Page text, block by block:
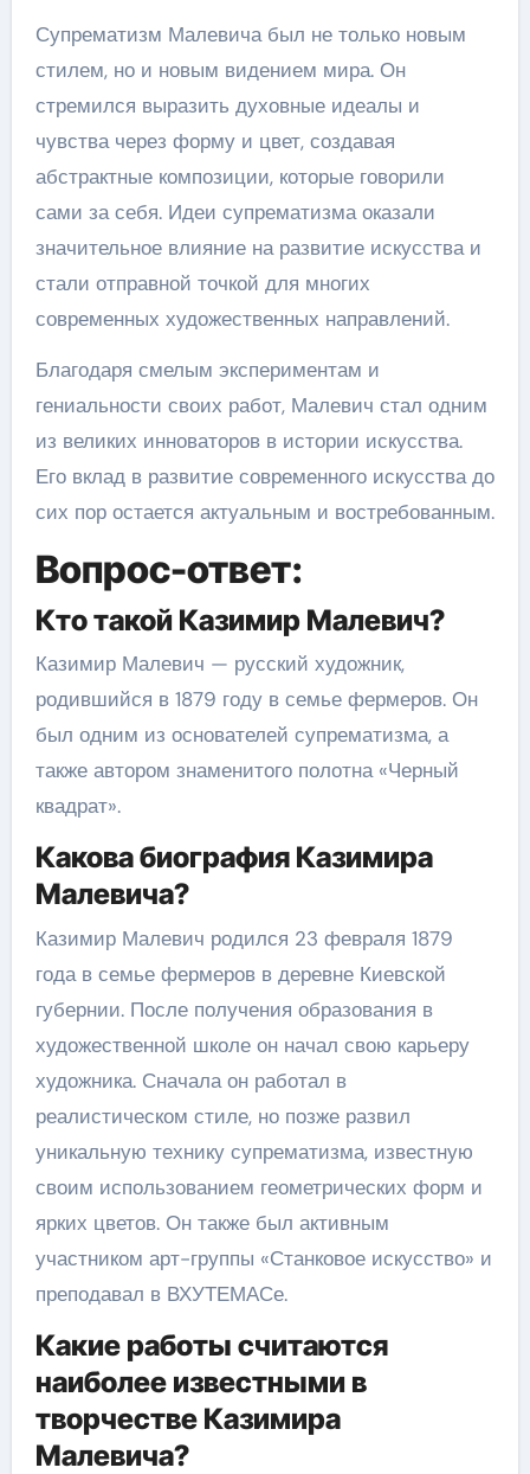
Супрематизм Малевича был не только новым
стилем, но и новым видением мира. Он
стремился выразить духовные идеалы и
чувства через форму и цвет, создавая
абстрактные композиции, которые говорили
сами за себя. Идеи супрематизма оказали
значительное влияние на развитие искусства и
стали отправной точкой для многих
современных художественных направлений.
Благодаря смелым экспериментам и
гениальности своих работ, Малевич стал одним
из великих инноваторов в истории искусства.
Его вклад в развитие современного искусства до
сих пор остается актуальным и востребованным.
Вопрос-ответ:
Кто такой Казимир Малевич?
Казимир Малевич — русский художник,
родившийся в 1879 году в семье фермеров. Он
был одним из основателей супрематизма, а
также автором знаменитого полотна «Черный
квадрат».
Какова биография Казимира
Малевича?
Казимир Малевич родился 23 февраля 1879
года в семье фермеров в деревне Киевской
губернии. После получения образования в
художественной школе он начал свою карьеру
художника. Сначала он работал в
реалистическом стиле, но позже развил
уникальную технику супрематизма, известную
своим использованием геометрических форм и
ярких цветов. Он также был активным
участником арт-группы «Станковое искусство» и
преподавал в ВХУТЕМАСе.
Какие работы считаются
наиболее известными в
творчестве Казимира
Малевича?